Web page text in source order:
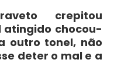
crepitou
chocou-
outro tonel, não
deter o mal e a